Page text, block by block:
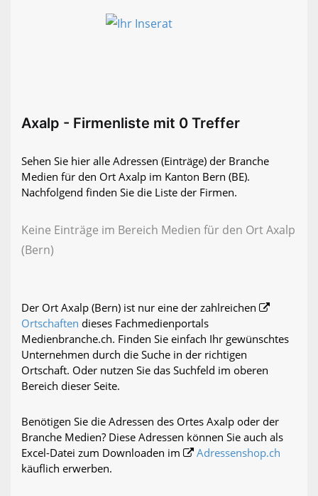
Axalp - Firmenliste mit 0 Treffer
Sehen Sie hier alle Adressen (Einträge) der Branche
Medien für den Ort Axalp im Kanton Bern (BE).
Nachfolgend finden Sie die Liste der Firmen.
Keine Einträge im Bereich Medien für den Ort Axalp
(Bern)
Der Ort Axalp (Bern) ist nur eine der zahlreichen
Ortschaften dieses Fachmedienportals
Medienbranche.ch. Finden Sie einfach Ihr gewünschtes
Unternehmen durch die Suche in der richtigen
Ortschaft. Oder nutzen Sie das Suchfeld im oberen
Bereich dieser Seite.
Benötigen Sie die Adressen des Ortes Axalp oder der
Branche Medien? Diese Adressen können Sie auch als
Excel-Datei zum Downloaden im
Adressenshop.ch
käuflich erwerben.